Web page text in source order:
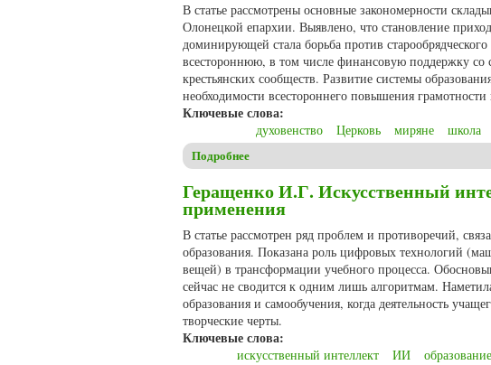
В статье рассмотрены основные закономерности
Олонецкой епархии. Выявлено, что становление
доминирующей стала борьба против
всестороннюю, в том числе финансовую поддержку со
крестьянских сообществ. Развитие системы
необходимости всестороннего повышения грамотности
Ключевые слова:
духовенство Церковь миряне школа
Подробнее
Геращенко И.Г. Искусственный
применения
В статье рассмотрен ряд проблем и противоречий,
образования. Показана роль цифровых технологий
вещей) в трансформации учебного процесса.
сейчас не сводится к одним лишь алгоритмам.
образования и самообучения, когда деятельность
творческие черты.
Ключевые слова:
искусственный интеллект ИИ образование